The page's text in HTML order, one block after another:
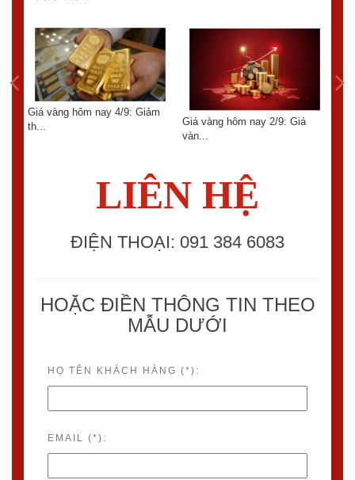
Giá vàng hôm nay 4/9: Giảm
th...
Giá vàng hôm nay 2/9: Giá
vàn...
LIÊN HỆ
ĐIỆN THOẠI: 091 384 6083
HOẶC ĐIỀN THÔNG TIN THEO
MẪU DƯỚI
HỌ TÊN KHÁCH HÀNG (*):
EMAIL (*):